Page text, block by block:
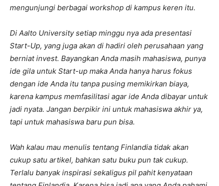
mengunjungi berbagai workshop di kampus keren itu.
Di Aalto University setiap minggu nya ada presentasi
Start-Up, yang juga akan di hadiri oleh perusahaan yang
berniat invest. Bayangkan Anda masih mahasiswa, punya
ide gila untuk Start-up maka Anda hanya harus fokus
dengan ide Anda itu tanpa pusing memikirkan biaya,
karena kampus memfasilitasi agar ide Anda dibayar untuk
jadi nyata. Jangan berpikir ini untuk mahasiswa akhir ya,
tapi untuk mahasiswa baru pun bisa.
Wah kalau mau menulis tentang Finlandia tidak akan
cukup satu artikel, bahkan satu buku pun tak cukup.
Terlalu banyak inspirasi sekaligus pil pahit kenyataan